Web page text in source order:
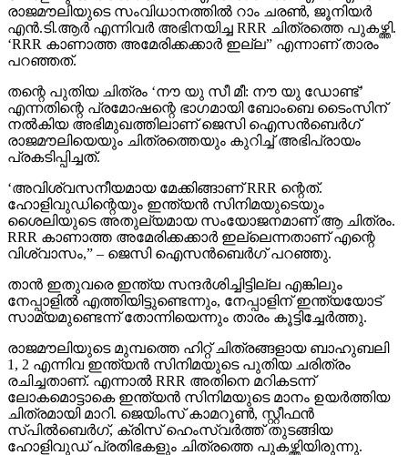
രാജമൗലിയുടെ സംവിധാനത്തില്‍ റാം ചരണ്‍, ജൂനിയര്‍
എന്‍.ടി.ആര്‍ എന്നിവര്‍ അഭിനയിച്ച RRR ചിത്രത്തെ പുകഴ്ത്തി.
‘RRR കാണാത്ത അമേരിക്കക്കാര്‍ ഇല്ല” എന്നാണ് താരം
പറഞ്ഞത്.
തന്റെ പുതിയ ചിത്രം ‘നൗ യു സീ മീ: നൗ യു ഡോണ്ട്’
എന്നതിന്റെ പ്രമോഷന്റെ ഭാഗമായി ബോംബെ ടൈംസിന്
നല്‍കിയ അഭിമുഖത്തിലാണ് ജെസി ഐസന്‍ബെര്‍ഗ്
രാജമൗലിയെയും ചിത്രത്തെയും കുറിച്ച് അഭിപ്രായം
പ്രകടിപ്പിച്ചത്.
‘അവിശ്വസനീയമായ മേക്കിങ്ങാണ് RRR ന്റെത്.
ഹോളിവുഡിന്റെയും ഇന്ത്യന്‍ സിനിമയുടെയും
ശൈലിയുടെ അതുല്യമായ സംയോജനമാണ് ആ ചിത്രം.
RRR കാണാത്ത അമേരിക്കക്കാര്‍ ഇല്ലെന്നതാണ് എന്റെ
വിശ്വാസം,” – ജെസി ഐസന്‍ബെര്‍ഗ് പറഞ്ഞു.
താന്‍ ഇതുവരെ ഇന്ത്യ സന്ദര്‍ശിച്ചിട്ടില്ല എങ്കിലും
നേപ്പാളില്‍ എത്തിയിട്ടുണ്ടെന്നും, നേപ്പാളിന് ഇന്ത്യയോട്
സാമ്യമുണ്ടെന്ന് തോന്നിയെന്നും താരം കൂട്ടിച്ചേര്‍ത്തു.
രാജമൗലിയുടെ മുമ്പത്തെ ഹിറ്റ് ചിത്രങ്ങളായ ബാഹുബലി
1, 2 എന്നിവ ഇന്ത്യന്‍ സിനിമയുടെ പുതിയ ചരിത്രം
രചിച്ചതാണ്. എന്നാല്‍ RRR അതിനെ മറികടന്ന്
ലോകമൊട്ടാകെ ഇന്ത്യന്‍ സിനിമയുടെ മാനം ഉയര്‍ത്തിയ
ചിത്രമായി മാറി. ജെയിംസ് കാമറൂണ്‍, സ്റ്റീഫന്‍
സ്പില്‍ബെര്‍ഗ്, ക്രിസ് ഹെംസ്വര്‍ത്ത് തുടങ്ങിയ
ഹോളിവുഡ് പ്രതിഭകളും ചിത്രത്തെ പുകഴ്ത്തിയിരുന്നു.